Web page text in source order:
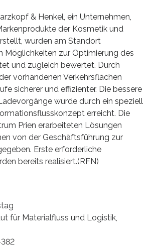
& Henkel, ein Unternehmen,
der Kosmetik und
wurden am Standort
Möglichkeiten zur Optimierung des
und zugleich bewertet. Durch
vorhandenen Verkehrsflächen
sicherer und effizienter. Die bessere
wurde durch ein speziell
erreicht. Die
Prien erarbeiteten Lösungen
von der Geschäftsführung zur
Erste erforderliche
bereits realisiert.(RFN)
für Materialfluss und Logistik,